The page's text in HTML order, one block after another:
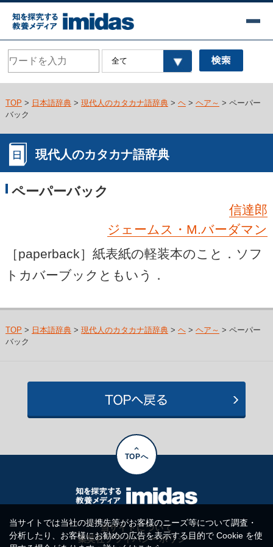
TOP > 日本語辞典> 現代人のカタカナ語辞典> ヘ> ヘア～ > ペーパー
バック
現代人のカタカナ語辞典
ペーパーバック
信達郎
ジェームス・M.バーダマン
［paperback］紙表紙の軽装本のこと．ソフ
トカバーブックともいう．
TOP > 日本語辞典> 現代人のカタカナ語辞典> ヘ> ヘア～ > ペーパー
バック
TOPへ
当サイトについて
集英社プライバシーポリシー
当サイトでは当社の提携先等がお客様のニーズ等について調査・
分析したり、お客様にお勧めの広告を表示する目的で Cookie を使